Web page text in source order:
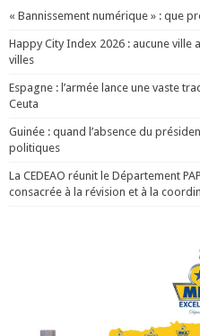
« Bannissement numérique » : que
Happy City Index 2026 : aucune
villes
Espagne : l’armée lance une vaste
Ceuta
Guinée : quand l’absence du
politiques
La CEDEAO réunit le Département
consacrée à la révision et à la